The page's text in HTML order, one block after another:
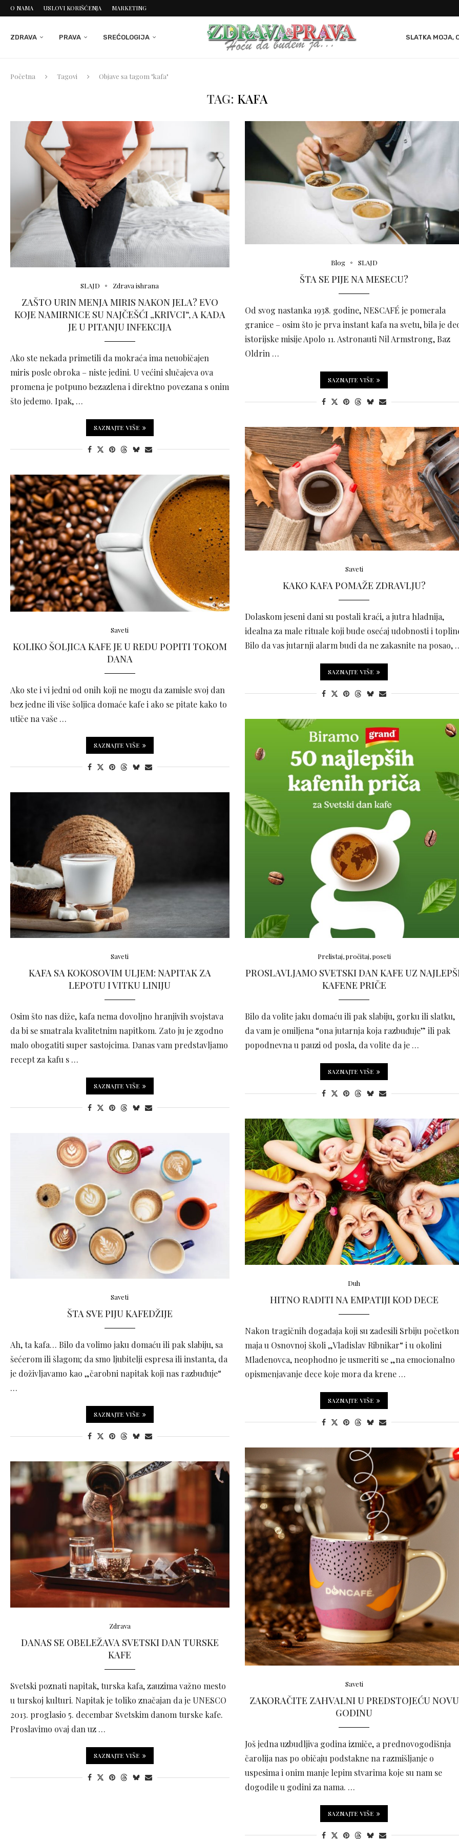
O NAMA USLOVI KORIŠĆENJA MARKETING
ZDRAVA PRAVA SREĆOLOGIJA SLATKA MOJA,
Početna Tagovi Objave sa tagom "kafa"
TAG: KAFA
SLAJD Zdrava ishrana
ZAŠTO URIN MENJA MIRIS NAKON JELA? EVO
KOJE NAMIRNICE SU NAJČEŠĆI „KRIVCI“, A KADA
JE U PITANJU INFEKCIJA
Ako ste nekada primetili da mokraća ima neuobičajen
miris posle obroka – niste jedini. U većini slučajeva ova
promena je potpuno bezazlena i direktno povezana s onim
što jedemo. Ipak, …
SAZNAJTE VIŠE
Blog SLAJD
ŠTA SE PIJE NA MESECU?
Od svog nastanka 1938. godine, NESCAFÉ je pomerala
granice – osim što je prva instant kafa na svetu, bila je
istorijske misije Apolo 11. Astronauti Nil Armstrong, Baz
Oldrin …
SAZNAJTE VIŠE
Saveti
KAKO KAFA POMAŽE ZDRAVLJU?
Dolaskom jeseni dani su postali kraći, a jutra hladnija,
idealna za male rituale koji bude osećaj udobnosti i
Bilo da vas jutarnji alarm budi da ne zakasnite na posao,
SAZNAJTE VIŠE
Saveti
KOLIKO ŠOLJICA KAFE JE U REDU POPITI TOKOM
DANA
Ako ste i vi jedni od onih koji ne mogu da zamisle svoj dan
bez jedne ili više šoljica domaće kafe i ako se pitate kako to
utiče na vaše …
SAZNAJTE VIŠE
Prelistaj, pročitaj, poseti
PROSLAVLJAMO SVETSKI DAN KAFE UZ
KAFENE PRIČE
Bilo da volite jaku domaću ili pak slabiju, gorku ili slatku,
da vam je omiljena “ona jutarnja koja razbuđuje” ili pak
popodnevna u pauzi od posla, da volite da je …
SAZNAJTE VIŠE
Saveti
KAFA SA KOKOSOVIM ULJEM: NAPITAK ZA
LEPOTU I VITKU LINIJU
Osim što nas diže, kafa nema dovoljno hranjivih svojstava
da bi se smatrala kvalitetnim napitkom. Zato ju je zgodno
malo obogatiti super sastojcima. Danas vam predstavljamo
recept za kafu s …
SAZNAJTE VIŠE
Duh
HITNO RADITI NA EMPATIJI KOD DECE
Nakon tragičnih događaja koji su zadesili Srbiju
maja u Osnovnoj školi „Vladislav Ribnikar“ i u okolini
Mladenovca, neophodno je usmeriti se „na emocionalno
opismenjavanje dece koje mora da krene …
SAZNAJTE VIŠE
Saveti
ŠTA SVE PIJU KAFEDŽIJE
Ah, ta kafa… Bilo da volimo jaku domaću ili pak slabiju, sa
šećerom ili šlagom; da smo ljubitelji espresa ili instanta, da
je doživljavamo kao „čarobni napitak koji nas razbuđuje“
…
SAZNAJTE VIŠE
Saveti
ZAKORAČITE ZAHVALNI U PREDSTOJEĆU NOVU
GODINU
Još jedna uzbudljiva godina izmiče, a prednovogodišnja
čarolija nas po običaju podstakne na razmišljanje o
uspesima i onim manje lepim stvarima koje su nam se
dogodile u godini za nama. …
SAZNAJTE VIŠE
Zdrava
DANAS SE OBELEŽAVA SVETSKI DAN TURSKE
KAFE
Svetski poznati napitak, turska kafa, zauzima važno mesto
u turskoj kulturi. Napitak je toliko značajan da je UNESCO
2013. proglasio 5. decembar Svetskim danom turske kafe.
Proslavimo ovaj dan uz …
SAZNAJTE VIŠE